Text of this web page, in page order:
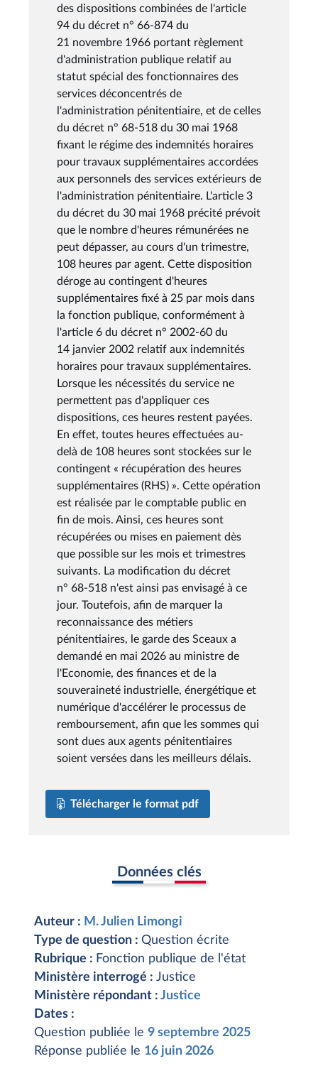
des dispositions combinées de l'article
94 du décret n° 66-874 du
21 novembre 1966 portant règlement
d'administration publique relatif au
statut spécial des fonctionnaires des
services déconcentrés de
l'administration pénitentiaire, et de celles
du décret n° 68-518 du 30 mai 1968
fixant le régime des indemnités horaires
pour travaux supplémentaires accordées
aux personnels des services extérieurs de
l'administration pénitentiaire. L'article 3
du décret du 30 mai 1968 précité prévoit
que le nombre d'heures rémunérées ne
peut dépasser, au cours d'un trimestre,
108 heures par agent. Cette disposition
déroge au contingent d'heures
supplémentaires fixé à 25 par mois dans
la fonction publique, conformément à
l'article 6 du décret n° 2002-60 du
14 janvier 2002 relatif aux indemnités
horaires pour travaux supplémentaires.
Lorsque les nécessités du service ne
permettent pas d'appliquer ces
dispositions, ces heures restent payées.
En effet, toutes heures effectuées au-
delà de 108 heures sont stockées sur le
contingent « récupération des heures
supplémentaires (RHS) ». Cette opération
est réalisée par le comptable public en
fin de mois. Ainsi, ces heures sont
récupérées ou mises en paiement dès
que possible sur les mois et trimestres
suivants. La modification du décret
n° 68-518 n'est ainsi pas envisagé à ce
jour. Toutefois, afin de marquer la
reconnaissance des métiers
pénitentiaires, le garde des Sceaux a
demandé en mai 2026 au ministre de
l'Economie, des finances et de la
souveraineté industrielle, énergétique et
numérique d'accélérer le processus de
remboursement, afin que les sommes qui
sont dues aux agents pénitentiaires
soient versées dans les meilleurs délais.
Télécharger le format pdf
Données clés
Auteur : M. Julien Limongi
Type de question : Question écrite
Rubrique : Fonction publique de l'état
Ministère interrogé : Justice
Ministère répondant : Justice
Dates :
Question publiée le 9 septembre 2025
Réponse publiée le 16 juin 2026